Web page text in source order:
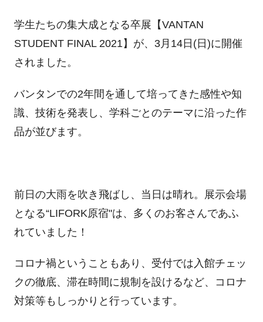
学生たちの集大成となる卒展【VANTAN
STUDENT FINAL 2021】が、3月14日(日)に開催
されました。
バンタンでの2年間を通して培ってきた感性や知
識、技術を発表し、学科ごとのテーマに沿った作
品が並びます。
前日の大雨を吹き飛ばし、当日は晴れ。展示会場
となる“LIFORK原宿"は、多くのお客さんであふ
れていました！
コロナ禍ということもあり、受付では入館チェッ
クの徹底、滞在時間に規制を設けるなど、コロナ
対策等もしっかりと行っています。